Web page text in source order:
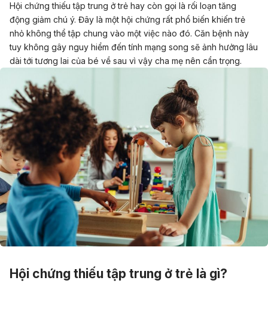
Ngày truy cập: 12/6/2026
Hội chứng thiếu tập trung ở trẻ hay còn gọi là rối loạn tăng
động giảm chú ý. Đây là một hội chứng rất phổ biến khiến trẻ
nhỏ không thể tập chung vào một việc nào đó. Căn bệnh này
tuy không gây nguy hiểm đến tính mạng song sẽ ảnh hưởng lâu
dài tới tương lai của bé về sau vì vậy cha mẹ nên cẩn trọng.
Hội chứng thiếu tập trung ở trẻ là gì?